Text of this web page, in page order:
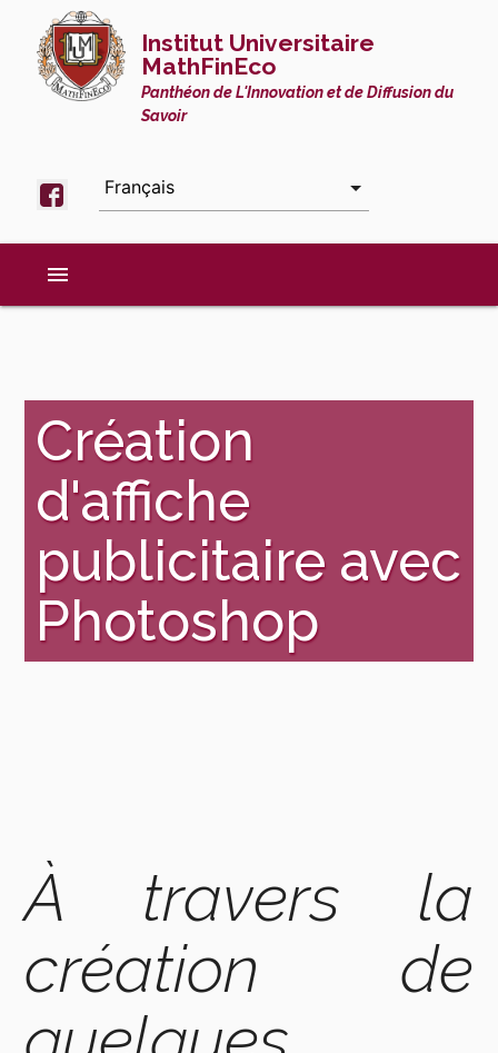
Institut Universitaire
MathFinEco
Panthéon de L'Innovation et de Diffusion du
Savoir
menu
Création
d'affiche
publicitaire avec
Photoshop
À travers la
création de